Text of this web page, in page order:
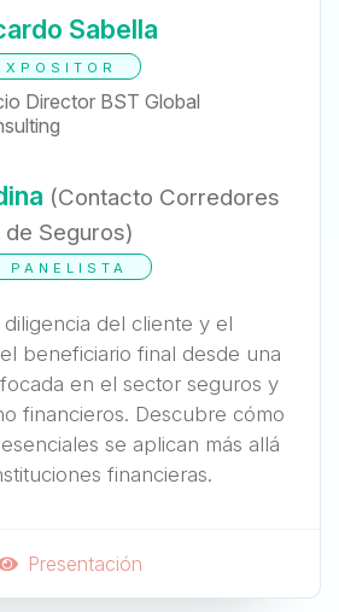
Sabella
Director BST Global
(Contacto Corredores
de Seguros)
PANELISTA
diligencia del cliente y el
beneficiario final desde una
en el sector seguros y
financieros. Descubre cómo
se aplican más allá
financieras.
Presentación